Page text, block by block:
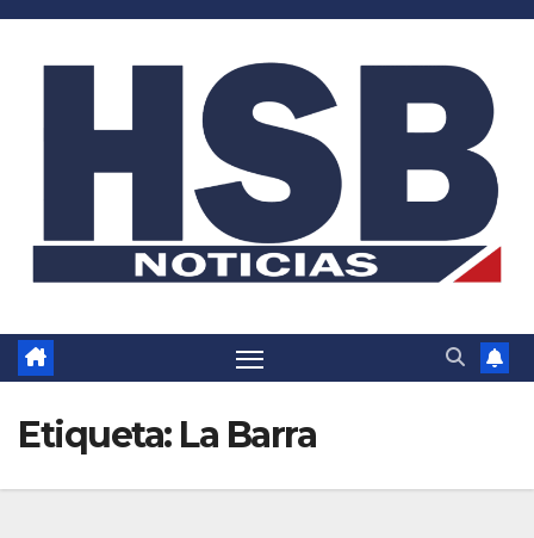
Saltar
Etiqueta: La Barra